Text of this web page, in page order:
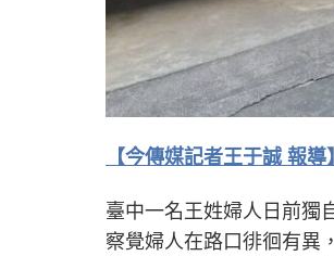
【今傳媒記者王于誠 報導】
臺中一名王姓婦人日前獨
察覺婦人在路口徘徊有異